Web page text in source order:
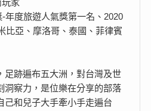
家
年度旅遊人氣獎第一名、2020
比亞、摩洛哥、泰國、菲律賓
足跡遍布五大洲，對台灣及世
洞察力，是位樂在分享的部落
己和兒子大手牽小手走遍台